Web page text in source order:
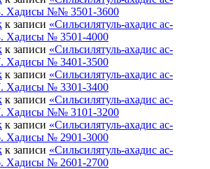
Хадисы №№ 3501-3600
к записи «Сильсилятуль-ахадис ас-
Хадисы № 3501-4000
к записи «Сильсилятуль-ахадис ас-
Хадисы № 3401-3500
к записи «Сильсилятуль-ахадис ас-
Хадисы № 3301-3400
к записи «Сильсилятуль-ахадис ас-
Хадисы №№ 3101-3200
к записи «Сильсилятуль-ахадис ас-
Хадисы № 2901-3000
к записи «Сильсилятуль-ахадис ас-
Хадисы № 2601-2700